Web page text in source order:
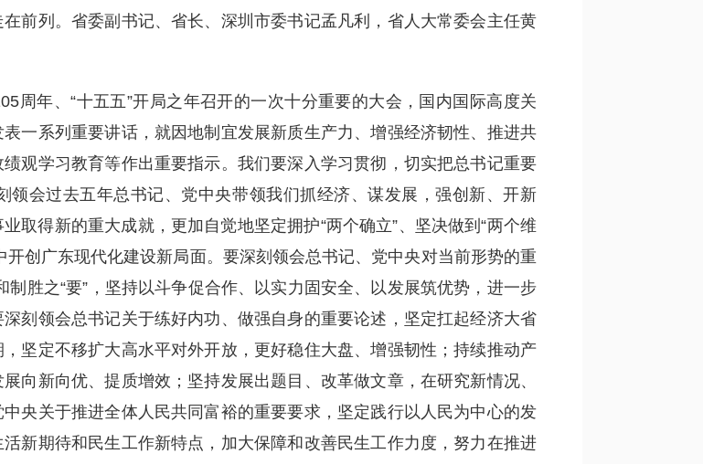
前列。省委副书记、省长、深圳市委书记孟凡利，省人大常委会主任黄
周年、“十五五”开局之年召开的一次十分重要的大会，国内国际高度关
一系列重要讲话，就因地制宜发展新质生产力、增强经济韧性、推进共
观学习教育等作出重要指示。我们要深入学习贯彻，切实把总书记重要
会过去五年总书记、党中央带领我们抓经济、谋发展，强创新、开新
取得新的重大成就，更加自觉地坚定拥护“两个确立”、坚决做到“两个维
创广东现代化建设新局面。要深刻领会总书记、党中央对当前形势的重
制胜之“要”，坚持以斗争促合作、以实力固安全、以发展筑优势，进一步
刻领会总书记关于练好内功、做强自身的重要论述，坚定扛起经济大省
坚定不移扩大高水平对外开放，更好稳住大盘、增强韧性；持续推动产
向新向优、提质增效；坚持发展出题目、改革做文章，在研究新情况、
央关于推进全体人民共同富裕的重要要求，坚定践行以人民为中心的发
新期待和民生工作新特点，加大保障和改善民生工作力度，努力在推进